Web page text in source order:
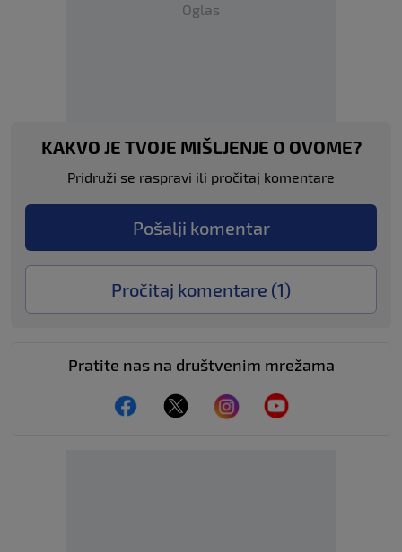
Oglas
KAKVO JE TVOJE MIŠLJENJE O OVOME?
Pridruži se raspravi ili pročitaj komentare
Pošalji komentar
Pročitaj komentare (1)
Pratite nas na društvenim mrežama